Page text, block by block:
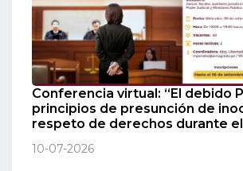
Conferencia virtual: “El debido
principios de presunción de
respeto de derechos durante el
10-07-2026